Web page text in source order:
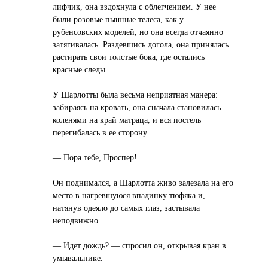
лифчик, она вздохнула с облегчением. У нее
были розовые пышные телеса, как у
рубенсовских моделей, но она всегда отчаянно
затягивалась. Раздевшись догола, она принялась
растирать свои толстые бока, где остались
красные следы.
У Шарлотты была весьма неприятная манера:
забираясь на кровать, она сначала становилась
коленями на край матраца, и вся постель
перегибалась в ее сторону.
— Пора тебе, Проспер!
Он поднимался, а Шарлотта живо залезала на его
место в нагревшуюся впадинку тюфяка и,
натянув одеяло до самых глаз, застывала
неподвижно.
— Идет дождь? — спросил он, открывая кран в
умывальнике.